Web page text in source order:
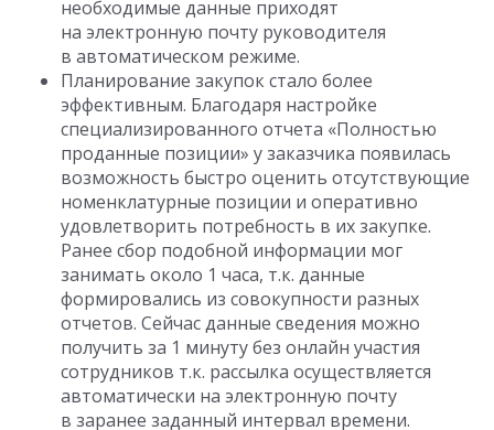
необходимые данные приходят
на электронную почту руководителя
в автоматическом режиме.
Планирование закупок стало более
эффективным. Благодаря настройке
специализированного отчета «Полностью
проданные позиции» у заказчика появилась
возможность быстро оценить отсутствующие
номенклатурные позиции и оперативно
удовлетворить потребность в их закупке.
Ранее сбор подобной информации мог
занимать около 1 часа, т.к. данные
формировались из совокупности разных
отчетов. Сейчас данные сведения можно
получить за 1 минуту без онлайн участия
сотрудников т.к. рассылка осуществляется
автоматически на электронную почту
в заранее заданный интервал времени.